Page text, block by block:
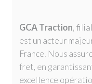
GCA Traction,
est un acteur
France. Nous
fret, en
excellence